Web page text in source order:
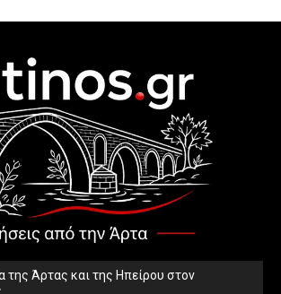
της Άρτας και της Ηπείρου στον